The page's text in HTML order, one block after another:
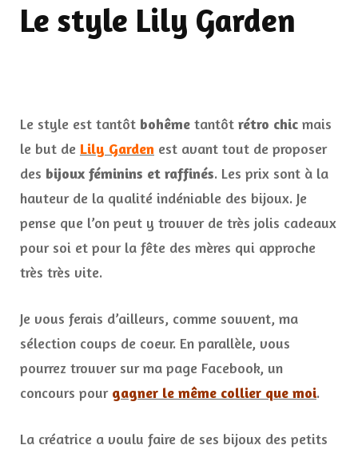
Le style Lily Garden
Le style est tantôt bohême tantôt rétro chic mais
le but de Lily Garden est avant tout de proposer
des bijoux féminins et raffinés. Les prix sont à la
hauteur de la qualité indéniable des bijoux. Je
pense que l’on peut y trouver de très jolis cadeaux
pour soi et pour la fête des mères qui approche
très très vite.
Je vous ferais d’ailleurs, comme souvent, ma
sélection coups de coeur. En parallèle, vous
pourrez trouver sur ma page Facebook, un
concours pour gagner le même collier que moi.
La créatrice a voulu faire de ses bijoux des petits